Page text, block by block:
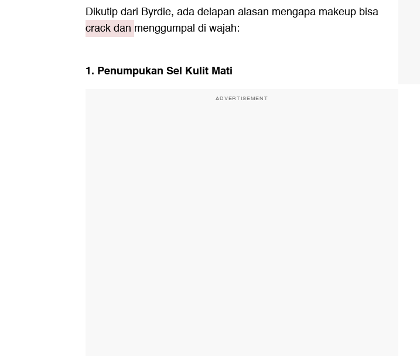
Dikutip dari Byrdie, ada delapan alasan mengapa makeup bisa
crack dan menggumpal di wajah:
1. Penumpukan Sel Kulit Mati
ADVERTISEMENT